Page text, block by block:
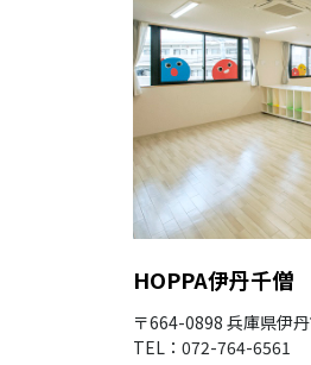
HOPPA伊丹千僧
〒664-0898 兵庫県伊
TEL：072-764-6561